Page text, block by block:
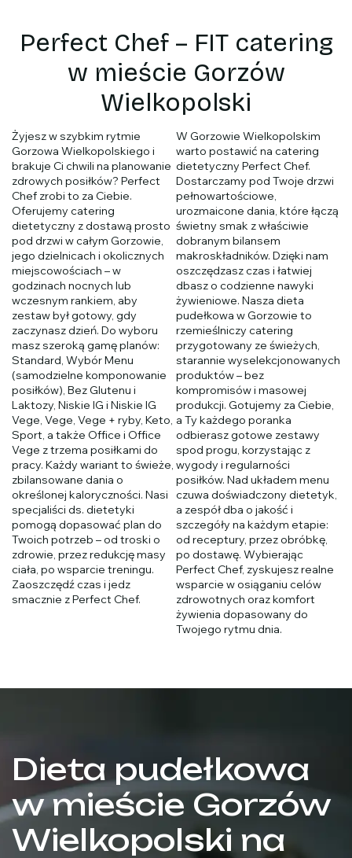
Perfect Chef – FIT catering
w mieście Gorzów
Wielkopolski
Żyjesz w szybkim rytmie
Gorzowa Wielkopolskiego i
brakuje Ci chwili na planowanie
zdrowych posiłków? Perfect
Chef zrobi to za Ciebie.
Oferujemy catering
dietetyczny z dostawą prosto
pod drzwi w całym Gorzowie,
jego dzielnicach i okolicznych
miejscowościach – w
godzinach nocnych lub
wczesnym rankiem, aby
zestaw był gotowy, gdy
zaczynasz dzień. Do wyboru
masz szeroką gamę planów:
Standard, Wybór Menu
(samodzielne komponowanie
posiłków), Bez Glutenu i
Laktozy, Niskie IG i Niskie IG
Vege, Vege, Vege + ryby, Keto,
Sport, a także Office i Office
Vege z trzema posiłkami do
pracy. Każdy wariant to świeże,
zbilansowane dania o
określonej kaloryczności. Nasi
specjaliści ds. dietetyki
pomogą dopasować plan do
Twoich potrzeb – od troski o
zdrowie, przez redukcję masy
ciała, po wsparcie treningu.
Zaoszczędź czas i jedz
smacznie z Perfect Chef.
W Gorzowie Wielkopolskim
warto postawić na catering
dietetyczny Perfect Chef.
Dostarczamy pod Twoje drzwi
pełnowartościowe,
urozmaicone dania, które łączą
świetny smak z właściwie
dobranym bilansem
makroskładników. Dzięki nam
oszczędzasz czas i łatwiej
dbasz o codzienne nawyki
żywieniowe. Nasza dieta
pudełkowa w Gorzowie to
rzemieślniczy catering
przygotowany ze świeżych,
starannie wyselekcjonowanych
produktów – bez
kompromisów i masowej
produkcji. Gotujemy za Ciebie,
a Ty każdego poranka
odbierasz gotowe zestawy
spod progu, korzystając z
wygody i regularności
posiłków. Nad układem menu
czuwa doświadczony dietetyk,
a zespół dba o jakość i
szczegóły na każdym etapie:
od receptury, przez obróbkę,
po dostawę. Wybierając
Perfect Chef, zyskujesz realne
wsparcie w osiąganiu celów
zdrowotnych oraz komfort
żywienia dopasowany do
Twojego rytmu dnia.
Dieta pudełkowa
w mieście Gorzów
Wielkopolski na